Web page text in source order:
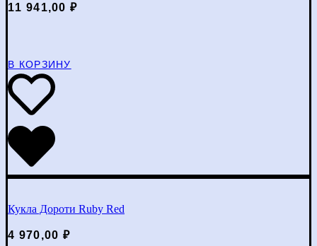
11 941,00₽
В КОРЗИНУ
Кукла Дороти Ruby Red
4 970,00 ₽